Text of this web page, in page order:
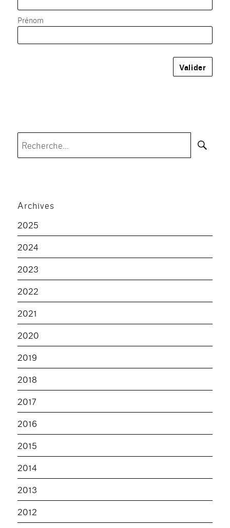
Prénom
Archives
2025
2024
2023
2022
2021
2020
2019
2018
2017
2016
2015
2014
2013
2012